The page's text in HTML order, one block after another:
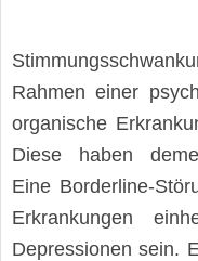
Rahmen einer
organische
Diese haben
Eine Borderline-
Erkrankungen
Depressionen sein.